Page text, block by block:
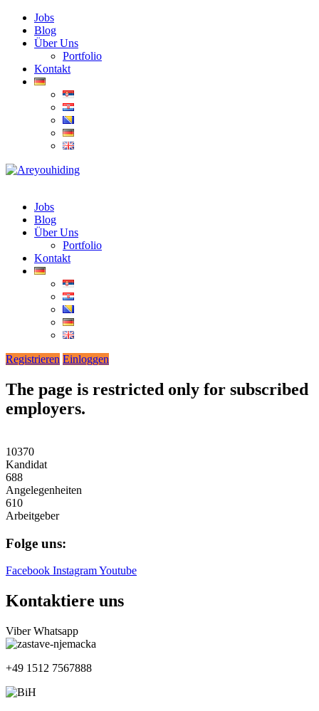
Jobs
Blog
Über Uns
Portfolio
Kontakt
Jobs
Blog
Über Uns
Portfolio
Kontakt
Registrieren Einloggen
The page is restricted only for subscribed
employers.
10370
Kandidat
688
Angelegenheiten
610
Arbeitgeber
Folge uns:
Facebook InstagramYoutube
Kontaktiere uns
Viber Whatsapp
+49 1512 7567888